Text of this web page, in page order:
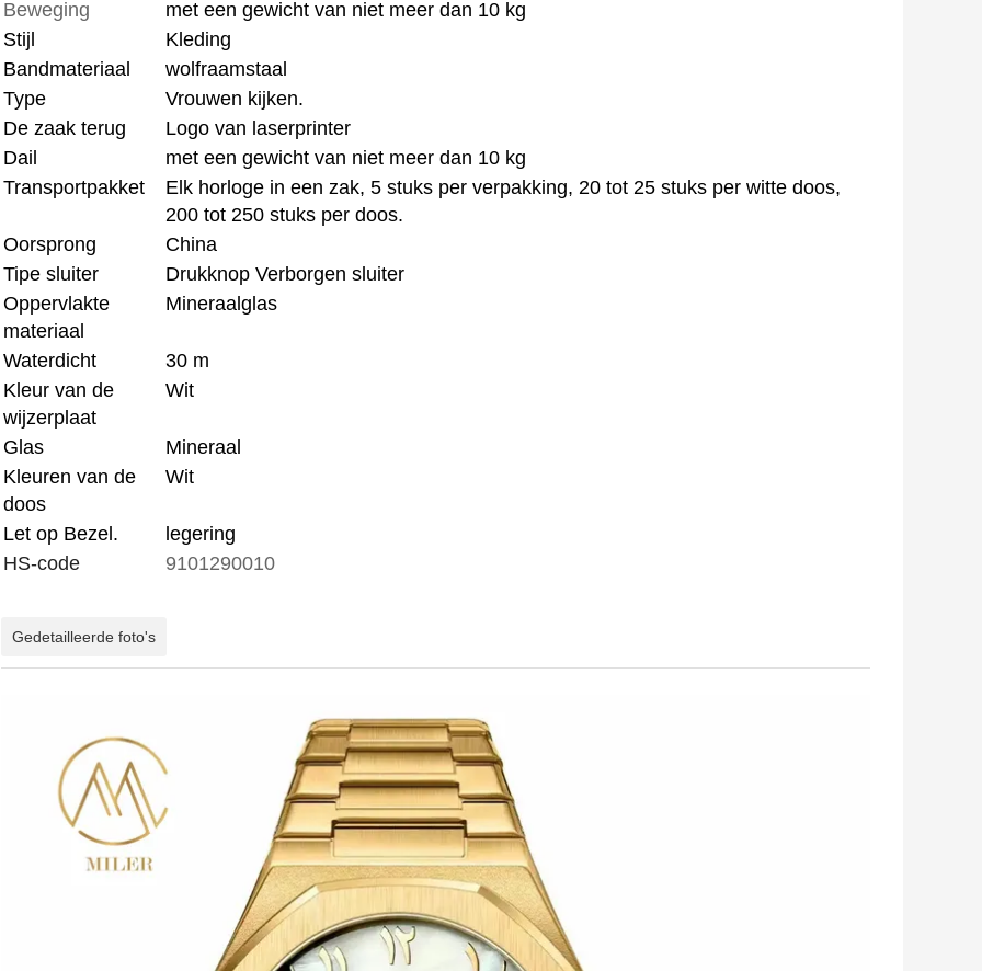
Beweging
met een gewicht van niet meer dan 10 kg
Stijl
Kleding
Bandmateriaal
wolfraamstaal
Type
Vrouwen kijken.
De zaak terug
Logo van laserprinter
Dail
met een gewicht van niet meer dan 10 kg
Transportpakket
Elk horloge in een zak, 5 stuks per verpakking, 20 tot 25 stuks per witte doos,
200 tot 250 stuks per doos.
Oorsprong
China
Tipe sluiter
Drukknop Verborgen sluiter
Oppervlakte
materiaal
Mineraalglas
Waterdicht
30 m
Kleur van de
wijzerplaat
Wit
Glas
Mineraal
Kleuren van de
doos
Wit
Let op Bezel.
legering
HS-code
9101290010
Gedetailleerde foto's